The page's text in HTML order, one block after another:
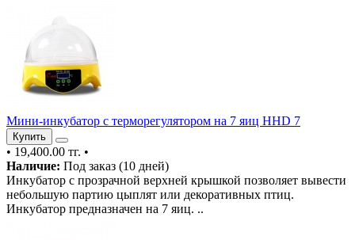
Мини-инкубатор с терморегулятором на 7 яиц HHD 7
Купить
• 19,400.00 тг. •
Наличие: Под заказ (10 дней)
Инкубатор с прозрачной верхней крышкой позволяет вывести
небольшую партию цыплят или декоративных птиц.
Инкубатор предназначен на 7 яиц. ..